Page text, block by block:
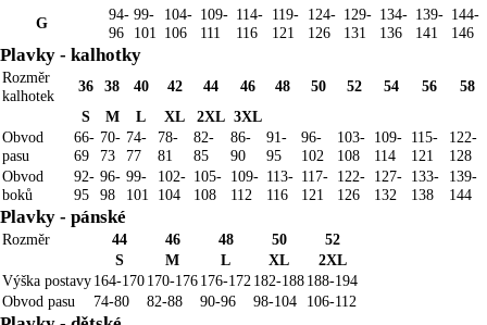
G
94-
96
99-
101
104-
106
109-
111
114-
116
119-
121
124-
126
129-
131
134-
136
139-
141
144-
146
Plavky - kalhotky
Rozměr
kalhotek
36 38 40 42 44 46 48 50 52 54 56
58
S
M L XL 2XL 3XL
Obvod
pasu
66-
69
70-
73
74-
77
78-
81
82-
85
86-
90
91-
95
96-
102
103-
108
109-
114
115-
121
122-
128
Obvod
boků
92-
95
96-
98
99-
101
102-
104
105-
108
109-
112
113-
116
117-
121
122-
126
127-
132
133-
138
139-
144
Plavky - pánské
Rozměr 44 46 48 50
52
S
M L XL
2XL
Výška postavy164-170170-176176-172 182-188188-194
Obvod pasu
74-80 82-88 90-96 98-104 106-112